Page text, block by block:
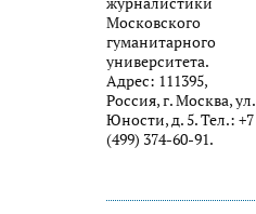
Московского
гуманитарного
университета.
Адрес: 111395,
Россия, г. Москва, ул.
Юности, д. 5. Тел.: +7
(499) 374-60-91.